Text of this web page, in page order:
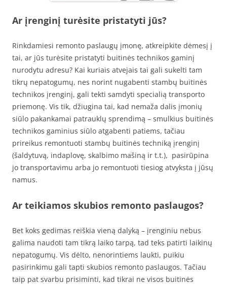
Ar įrenginį turėsite pristatyti jūs?
Rinkdamiesi remonto paslaugų įmonę, atkreipkite dėmesį į
tai, ar jūs turėsite pristatyti buitinės technikos gaminį
nurodytu adresu? Kai kuriais atvejais tai gali sukelti tam
tikrų nepatogumų, nes norint nugabenti stambų buitinės
technikos įrenginį, gali tekti samdyti specialią transporto
priemonę. Vis tik, džiugina tai, kad nemaža dalis įmonių
siūlo pakankamai patrauklų sprendimą – smulkius buitinės
technikos gaminius siūlo atgabenti patiems, tačiau
prireikus remontuoti stambų buitinės techniką įrenginį
(šaldytuvą, indaplovę, skalbimo mašiną ir t.t.), pasirūpina
jo transportavimu arba jo remontuoti tiesiog atvyksta į jūsų
namus.
Ar teikiamos skubios remonto paslaugos?
Bet koks gedimas reiškia vieną dalyką – įrenginiu nebus
galima naudoti tam tikrą laiko tarpą, tad teks patirti laikinų
nepatogumų. Vis dėlto, nenorintiems laukti, puikiu
pasirinkimu gali tapti skubios remonto paslaugos. Tačiau
taip pat svarbu prisiminti, kad tikrai ne visos buitinės